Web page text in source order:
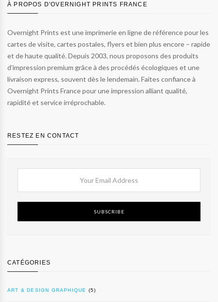
À PROPOS D'OVERNIGHT PRINTS FRANCE
Overnight Prints est une imprimerie en ligne de référence pour les
cartes de visite, cartes postales, flyers et bien plus encore – rapide
et de haute qualité. Depuis 2003, nous proposons des produits
d’impression premium grâce à des procédés écologiques et une
livraison express, souvent dès le lendemain. Faites confiance à
Overnight Prints France pour une impression alliant qualité,
rapidité et service irréprochable.
RESTEZ EN CONTACT
SUBSCRIBE
CATÉGORIES
ART & DESIGN GRAPHIQUE (5)